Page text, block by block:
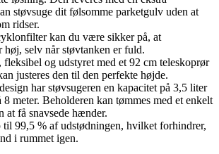
støvsuge dit følsomme parketgulv uden at
ridser.
kan du være sikker på, at
høj, selv når støvtanken er fuld.
fleksibel og udstyret med et 92 cm teleskoprør
justeres den til den perfekte højde.
har støvsugeren en kapacitet på 3,5 liter
meter. Beholderen kan tømmes med et enkelt
at få snavsede hænder.
99,5 % af udstødningen, hvilket forhindrer,
i rummet igen.